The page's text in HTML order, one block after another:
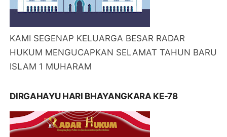
KAMI SEGENAP KELUARGA BESAR RADAR
HUKUM MENGUCAPKAN SELAMAT TAHUN BARU
ISLAM 1 MUHARAM
DIRGAHAYU HARI BHAYANGKARA KE-78